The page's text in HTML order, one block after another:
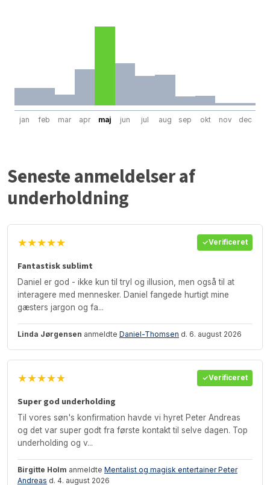
jan feb mar apr maj jun jul aug sep okt nov dec
Seneste anmeldelser af
underholdning
★★★★★ Verificeret
Fantastisk sublimt
Daniel er god - ikke kun til tryl og illusion, men også til at
interagere med mennesker. Daniel fangede hurtigt mine
gæsters jargon og fa...
Linda Jørgensen anmeldte Daniel-Thomsen d. 6. august 2026
★★★★★ Verificeret
Super god underholding
Til vores søn's konfirmation havde vi hyret Peter Andreas
og det var super godt fra første kontakt til selve dagen. Top
underholding og v...
Birgitte Holm anmeldte Mentalist og magisk entertainer Peter
Andreas d. 4. august 2026